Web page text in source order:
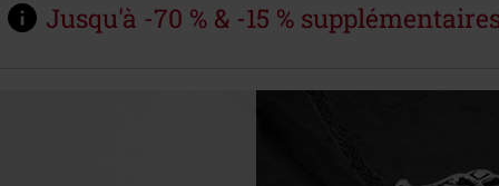
Jusqu'à -70 % & -15 %